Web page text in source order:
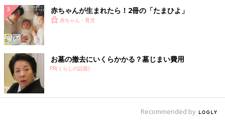
赤ちゃんが生まれたら！2冊の「たまひよ」
赤ちゃん・育児
お墓の撤去にいくらかかる？墓じまい費用
PR(くらしの話題)
Recommended by